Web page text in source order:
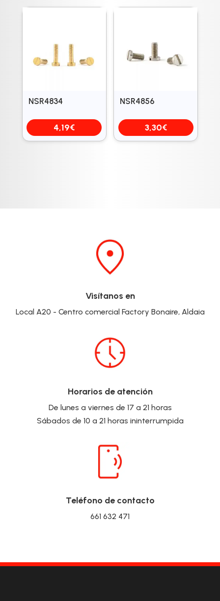
NSR4834
4,19€
NSR4856
3,30€
Visítanos en
Local A20 - Centro comercial Factory Bonaire, Aldaia
Horarios de atención
De lunes a viernes de 17 a 21 horas
Sábados de 10 a 21 horas ininterrumpida
Teléfono de contacto
661 632 471